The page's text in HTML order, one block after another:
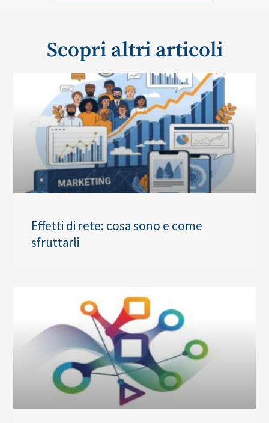
Scopri altri articoli
Effetti di rete: cosa sono e come
sfruttarli